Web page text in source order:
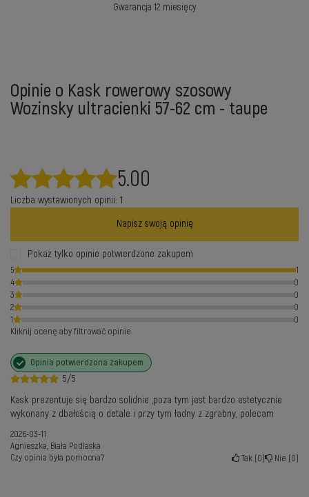
Gwarancja 12 miesięcy
Opinie o Kask rowerowy szosowy
Wozinsky ultracienki 57-62 cm - taupe
5.00
Liczba wystawionych opinii: 1
Napisz swoją opinię
Pokaż tylko opinie potwierdzone zakupem
5
1
4
0
3
0
2
0
1
0
Kliknij ocenę aby filtrować opinie
5/5
Opinia potwierdzona zakupem
Kask prezentuje się bardzo solidnie ,poza tym jest bardzo estetycznie
wykonany z dbałością o detale i przy tym ładny z zgrabny, polecam
2026-03-11
Agnieszka, Biała Podlaska
Czy opinia była pomocna?
Tak 0 Nie 0